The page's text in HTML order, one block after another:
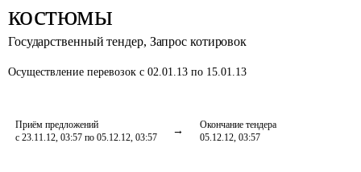
костюмы
Государственный тендер, Запрос котировок
Осуществление перевозок с 02.01.13 по 15.01.13
Приём предложений
с 23.11.12, 03:57 по 05.12.12, 03:57
Окончание тендера
05.12.12, 03:57